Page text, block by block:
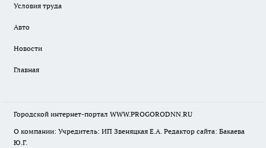
Условия труда
Авто
Новости
Главная
Городской интернет-портал WWW.PROGORODNN.RU
О компании: Учредитель: ИП Звеняцкая Е.А. Редактор сайта: Бакаева
Ю.Г.